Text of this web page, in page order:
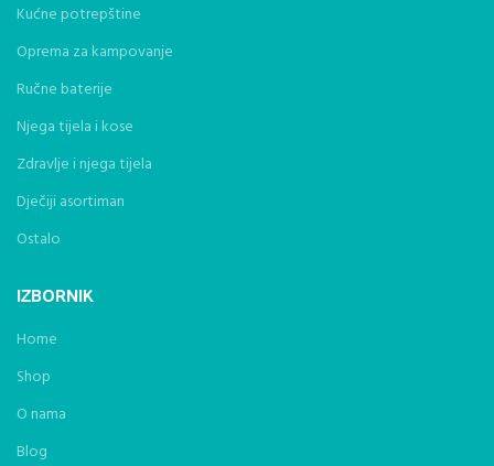
Kućne potrepštine
Oprema za kampovanje
Ručne baterije
Njega tijela i kose
Zdravlje i njega tijela
Dječiji asortiman
Ostalo
IZBORNIK
Home
Shop
O nama
Blog